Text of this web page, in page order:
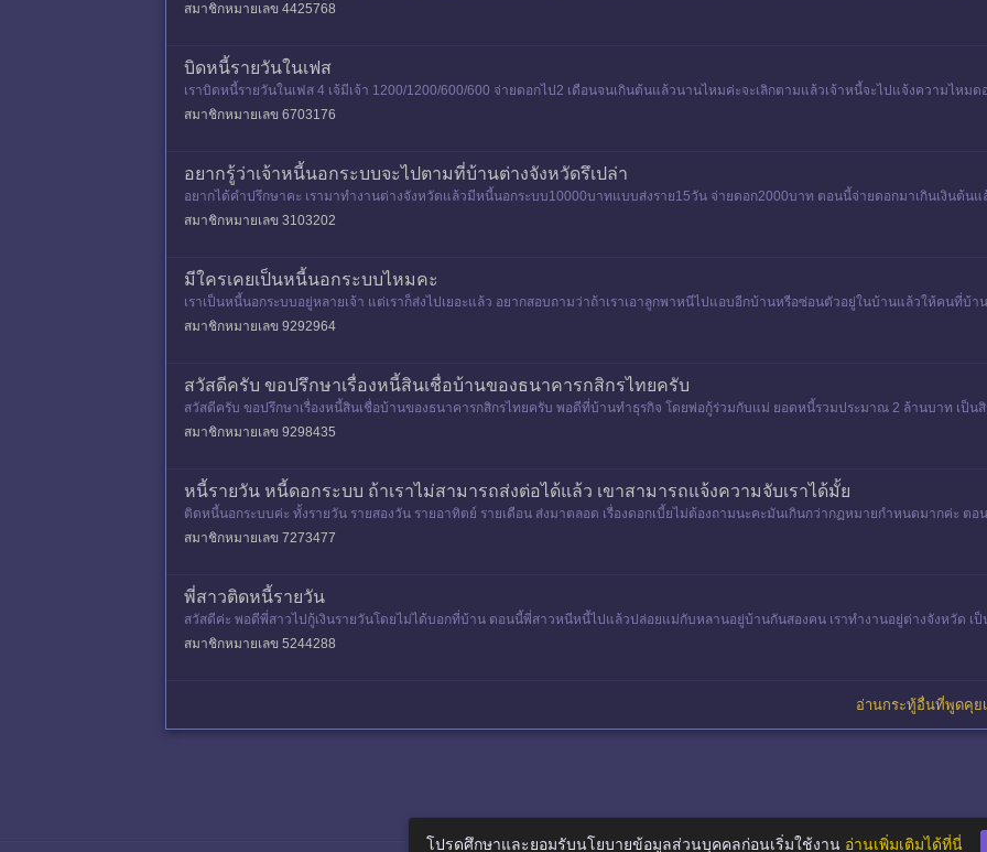
3พันจนยอดกล
สมาชิกหมายเลข 4425768
บิดหนี้รายวันในเฟส
เราบิดหนี้รายวันในเฟส 4 เจ้มีเจ้า 1200/1200/600/600 จ่ายดอกไป2 เดือนจนเกินต้นแล้วนานไหมค่ะจะเลิกตามแล้วเจ้าหนี้จะไปแจ้งความไหม
สมาชิกหมายเลข 6703176
อยากรู้ว่าเจ้าหนี้นอกระบบจะไปตามที่บ้านต่างจังห​วัดรึเปล่า
อยากได้คำปรึกษาคะ​ เรามาทำงานต่างจังห​วัดแล้วมีหนี้นอกระบบ10000บาทแบบส่งราย15วัน​ จ่ายดอก2000บาท​ ตอนนี้​จ่ายดอกมาเกินเงินต้นแ
วเขาก็ไม่ยอมจะเอาเง
สมาชิกหมายเลข 3103202
มีใครเคยเป็นหนี้นอกระบบไหมคะ
เราเป็นหนี้นอกระบบอยู่หลายเจ้า แต่เราก็ส่งไปเยอะแล้ว อยากสอบถามว่าถ้าเราเอาลูกพาหนีไปแอบอีกบ้านหรือซ่อนตัวอยู่ในบ้านแล้วให้คนที่บ้
หมหรือมายุ่งกับคร
สมาชิกหมายเลข 9292964
สวัสดีครับ ขอปรึกษาเรื่องหนี้สินเชื่อบ้านของธนาคารกสิกรไทยครับ
สวัสดีครับ ขอปรึกษาเรื่องหนี้สินเชื่อบ้านของธนาคารกสิกรไทยครับ พอดีที่บ้านทำธุรกิจ โดยพ่อกู้ร่วมกับแม่ ยอดหนี้รวมประมาณ 2 ล้านบาท เป็
ปัญหาอะ
สมาชิกหมายเลข 9298435
หนี้รายวัน หนี้ดอกระบบ ถ้าเราไม่สามารถส่งต่อได้แล้ว เขาสามารถแจ้งความจับเราได้มั้ย
ติดหนี้นอกระบบค่ะ ทั้งรายวัน รายสองวัน รายอาทิตย์ รายเดือน ส่งมาตลอด เรื่องดอกเบี้ยไม่ต้องถามนะคะมันเกินกว่ากฏหมายกำหนดมากค่ะ
ต่รวมสัญญาไว้ 1 ฉบับ เ
สมาชิกหมายเลข 7273477
พี่สาวติดหนี้รายวัน
สวัสดีค่ะ พอดีพี่สาวไปกู้เงินรายวันโดยไม่ได้บอกที่บ้าน ตอนนี้พี่สาวหนีหนี้ไปแล้วปล่อยแม่กับหลานอยู่บ้านกันสองคน เราทำงานอยู่ต่างจังหวัด เ
เราโกรธพ
สมาชิกหมายเลข 5244288
อ่านกระทู้อื่นที่พูดคุ
โปรดศึกษาและยอมรับนโยบายข้อมูลส่วนบุคคลก่อนเริ่มใช้งาน อ่านเพิ่มเติมได้ที่นี่